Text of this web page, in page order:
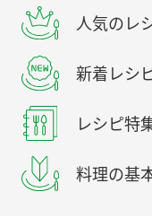
人気のレ
新着レシ
レシピ特
料理の基